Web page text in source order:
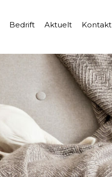
Bedrift Aktuelt Kontakt